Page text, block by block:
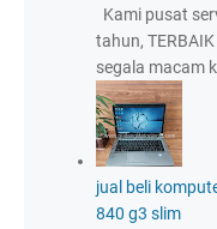
Kami pusat
tahun,
segala
jual beli
840 g3 slim